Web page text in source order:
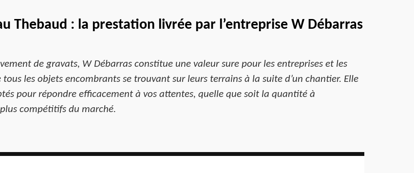
Thebaud : la prestation livrée par l’entreprise W Débarras
de gravats, W Débarras constitue une valeur sure pour les entreprises et les
les objets encombrants se trouvant sur leurs terrains à la suite d’un chantier. Elle
pour répondre efficacement à vos attentes, quelle que soit la quantité à
compétitifs du marché.